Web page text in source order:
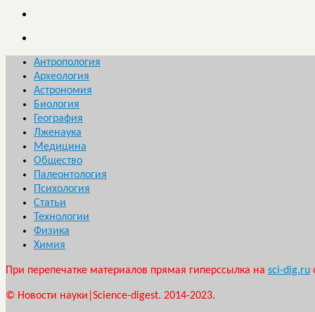
Антропология
Археология
Астрономия
Биология
География
Лженаука
Медицина
Общество
Палеонтология
Психология
Статьи
Технологии
Физика
Химия
При перепечатке материалов прямая гиперссылка на sci-dig.ru
© Новости науки|Science-digest. 2014-2023.